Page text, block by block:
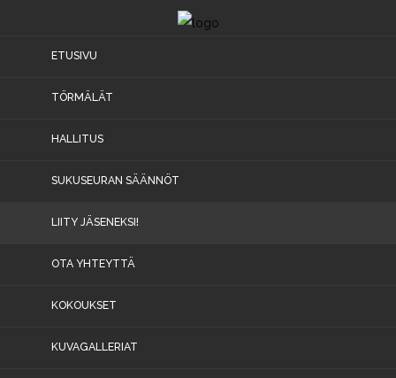
Etusivu
säännöt
ETUSIVU
TÖRMÄLÄT
HALLITUS
SUKUSEURAN SÄÄNNÖT
LIITY JÄSENEKSI!
OTA YHTEYTTÄ
KOKOUKSET
KUVAGALLERIAT